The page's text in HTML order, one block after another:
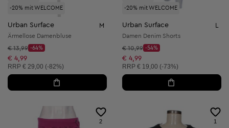
-20% mit WELCOME
Urban Surface M
Ärmellose Damenbluse
Startpreis:
€ 13,99
Discount Price:
-64%
Reduzierter Preis:
€ 4,99
Unverbindliche Preisempfehlung:
RRP € 29,00 (-82%)
-20% mit WELCOME
Urban Surface L
Damen Denim Shorts
Startpreis:
€ 10,99
Discount Price:
-54%
Reduzierter Preis:
€ 4,99
Unverbindliche Preisempfehlung:
RRP € 19,00 (-73%)
2 1